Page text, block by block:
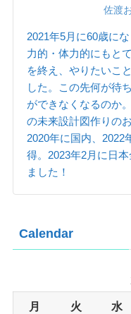
佐渡
2021年5月に60歳に
力的・体力的にもと
を終え、やりたいこ
した。この先何が待
ができなくなるのか
の未来設計図作りの
2020年に国内、2022
得。2023年2月に日
ました！
Calendar
月 火 水